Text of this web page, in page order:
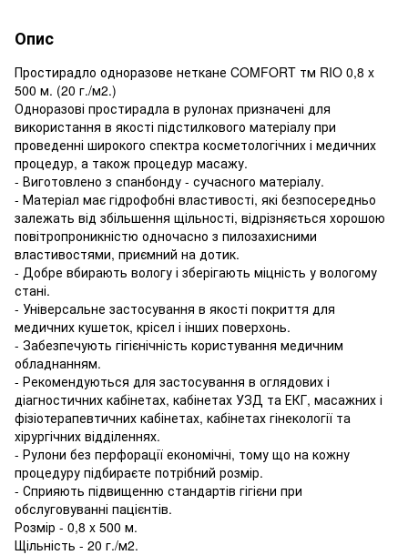
Опис
Простирадло одноразове неткане COMFORT тм RIO 0,8 x
500 м. (20 г./м2.)
Одноразові простирадла в рулонах призначені для
використання в якості підстилкового матеріалу при
проведенні широкого спектра косметологічних і медичних
процедур, а також процедур масажу.
- Виготовлено з спанбонду - сучасного матеріалу.
- Матеріал має гідрофобні властивості, які безпосередньо
залежать від збільшення щільності, відрізняється хорошою
повітропроникністю одночасно з пилозахисними
властивостями, приємний на дотик.
- Добре вбирають вологу і зберігають міцність у вологому
стані.
- Універсальне застосування в якості покриття для
медичних кушеток, крісел і інших поверхонь.
- Забезпечують гігієнічність користування медичним
обладнанням.
- Рекомендуються для застосування в оглядових і
діагностичних кабінетах, кабінетах УЗД та ЕКГ, масажних і
фізіотерапевтичних кабінетах, кабінетах гінекології та
хірургічних відділеннях.
- Рулони без перфорації економічні, тому що на кожну
процедуру підбираєте потрібний розмір.
- Сприяють підвищенню стандартів гігієни при
обслуговуванні пацієнтів.
Розмір - 0,8 x 500 м.
Щільність - 20 г./м2.